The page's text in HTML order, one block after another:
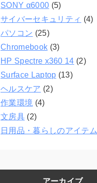
SONY α6000 (5)
サイバーセキュリティ (4)
パソコン (25)
Chromebook (3)
HP Spectre x360 14 (2)
Surface Laptop (13)
ヘルスケア (2)
作業環境 (4)
文房具(2)
日用品・暮らしのアイテム
アーカイブ